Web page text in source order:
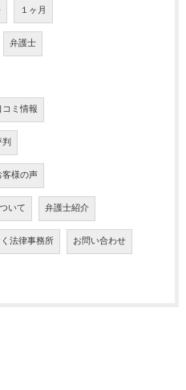
１ヶ月
弁護士
ミ情報
判
様の声
いて 弁護士紹介
法律事務所 お問い合わせ